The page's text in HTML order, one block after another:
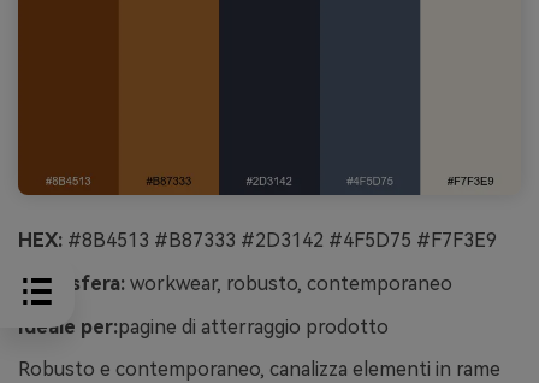
HEX: #8B4513 #B87333 #2D3142 #4F5D75 #F7F3E9
Atmosfera: workwear, robusto, contemporaneo
Ideale per:pagine di atterraggio prodotto
Robusto e contemporaneo, canalizza elementi in rame